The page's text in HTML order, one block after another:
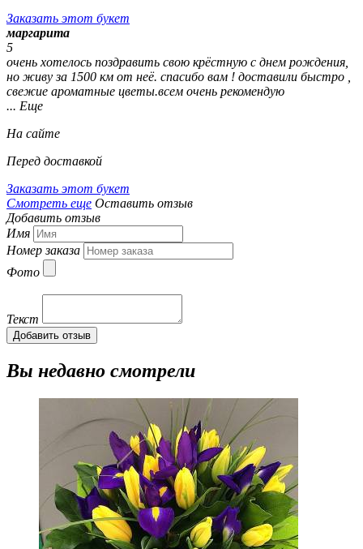
Заказать этот букет
маргарита
5
очень хотелось поздравить свою крёстную с днем рождения,
но живу за 1500 км от неё. спасибо вам ! доставили быстро ,
свежие ароматные цветы.всем очень рекомендую
... Еще
На сайте
Перед доставкой
Заказать этот букет
Смотреть еще Оставить отзыв
Добавить отзыв
Имя
Номер заказа
Фото
Текст
Добавить отзыв
Вы недавно смотрели